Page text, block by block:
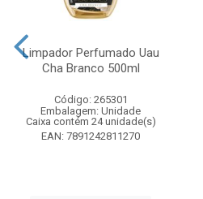
Limpador Perfumado Uau
Cha Branco 500ml
Código: 265301
Embalagem: Unidade
Caixa contém 24 unidade(s)
EAN: 7891242811270